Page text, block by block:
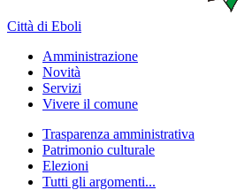
Città di Eboli
Amministrazione
Novità
Servizi
Vivere il comune
Trasparenza amministrativa
Patrimonio culturale
Elezioni
Tutti gli argomenti...